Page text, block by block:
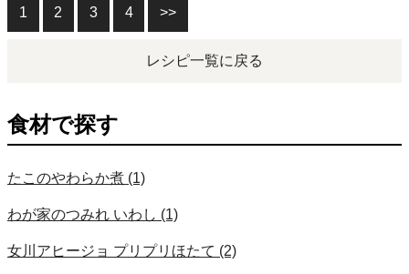
1 2 3 4 >>
レシピ一覧に戻る
食材で探す
たこのやわらか煮 (1)
わが家のつみれ いわし (1)
女川アヒージョ プリプリほたて (2)